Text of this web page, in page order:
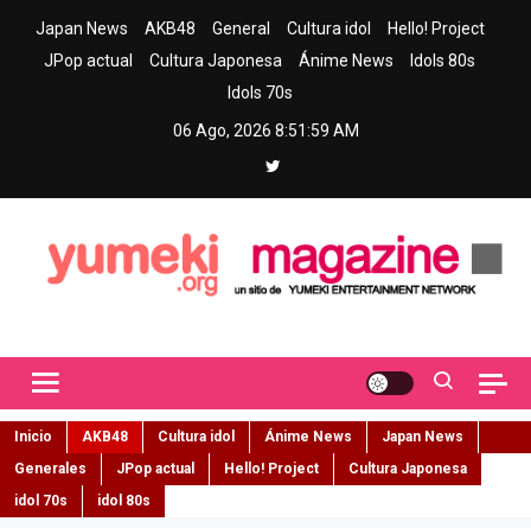
Japan News AKB48 General Cultura idol
Hello! Project
JPop actual
Cultura Japonesa Ánime News
Idols 80s
Idols 70s
06 Ago, 2026 8:52:01 AM
Inicio AKB48 Cultura idol Ánime News
Japan News
Generales
JPop actual Hello! Project
Cultura Japonesa
idol 70s
idol 80s